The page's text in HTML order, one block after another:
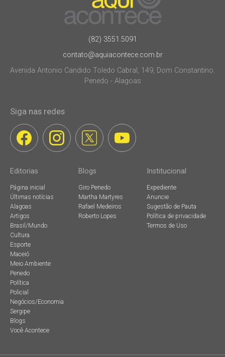
(82) 3551.5091
contato@aquiacontece.com.br
Avenida Antonio Candido Toledo Cabral, 149, Dom Constantino.
Penedo - Alagoas
Siga nas redes
Editorias
Página inicial
Últimas notícias
Alagoas
Artigos
Brasil/Mundo
Cultura
Esporte
Maceió
Meio Ambiente
Penedo
Política
Policial
Negócios/Economia
Sergipe
Blogs
Você Acontece
Blogs
Giro Penedo
Martha Martyres
Rafael Medeiros
Roberto Lopes
Institucional
Expediente
Anuncie
Sugestão de Pauta
Política de privacidade
Termos de Uso